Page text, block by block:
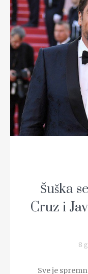
Šuška
Cruz i
8
Sve je